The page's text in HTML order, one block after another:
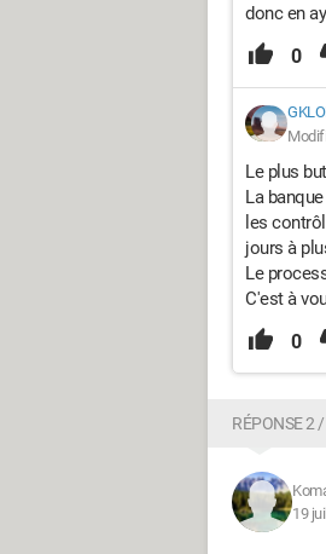
donc en
0
Le plus
La
les
jours à
Le
C'est à
0
RÉPONSE 2
19